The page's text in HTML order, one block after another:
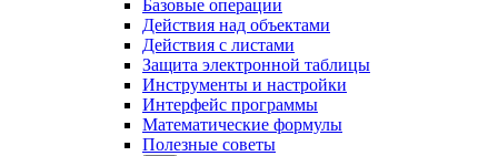
Базовые операции
Действия над объектами
Действия с листами
Защита электронной таблицы
Инструменты и настройки
Интерфейс программы
Математические формулы
Полезные советы